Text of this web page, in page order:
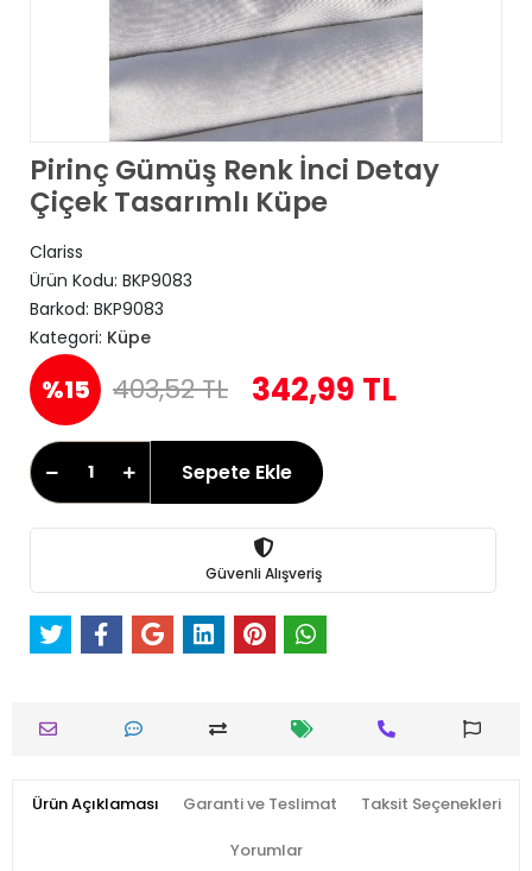
Pirinç Gümüş Renk İnci Detay
Çiçek Tasarımlı Küpe
Clariss
Ürün Kodu: BKP9083
Barkod: BKP9083
Kategori: Küpe
%15 403,52 TL 342,99 TL
Sepete Ekle
Güvenli Alışveriş
Ürün Açıklaması Garanti ve Teslimat Taksit Seçenekleri
Yorumlar